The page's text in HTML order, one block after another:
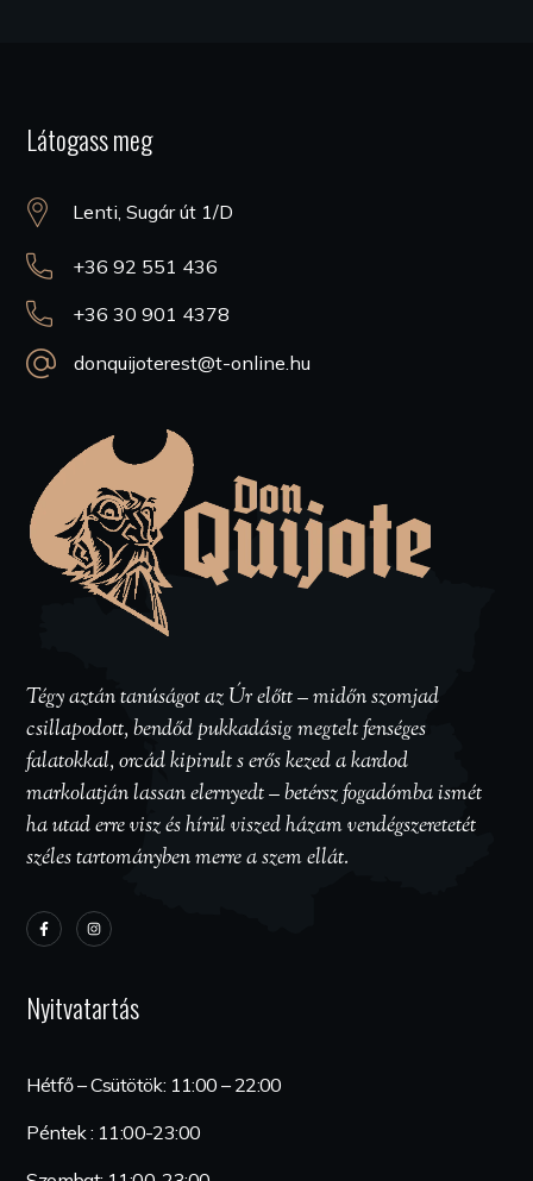
Látogass meg
Lenti, Sugár út 1/D
+36 92 551 436
+36 30 901 4378
donquijoterest@t-online.hu
Tégy aztán tanúságot az Úr előtt – midőn szomjad
csillapodott, bendőd pukkadásig megtelt fenséges
falatokkal, orcád kipirult s erős kezed a kardod
markolatján lassan elernyedt – betérsz fogadómba ismét
ha utad erre visz és hírül viszed házam vendégszeretetét
széles tartományben merre a szem ellát.
Nyitvatartás
Hétfő – Csütötök: 11:00 – 22:00
Péntek : 11:00-23:00